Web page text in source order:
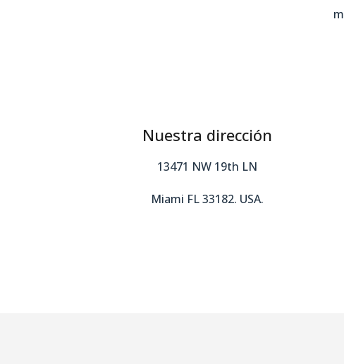
Nuestra dirección
13471 NW 19th LN
Miami FL 33182. USA.